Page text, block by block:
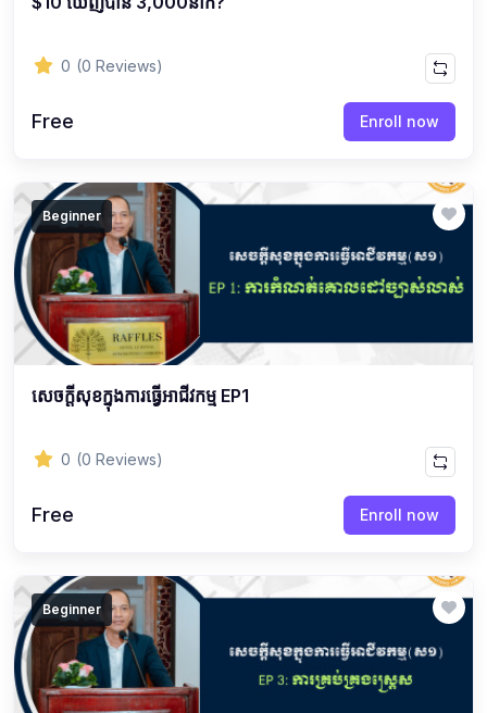
0 (0 Reviews)
Free Enroll now
Beginner
សេចក្ដីសុខក្នុងការធ្វើអាជីវកម្ម EP1
0 (0 Reviews)
Free Enroll now
Beginner